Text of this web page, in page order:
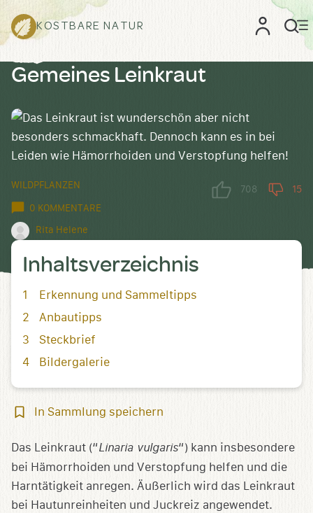
KOSTBARE NATUR
Gemeines Leinkraut
WILDPFLANZEN
0 KOMMENTARE
Rita Helene
708 15
Inhaltsverzeichnis
Erkennung und Sammeltipps
Anbautipps
Steckbrief
Bildergalerie
In
speichern
In Sammlung speichern
Das Leinkraut (“Linaria vulgaris“) kann insbesondere
bei Hämorrhoiden und Verstopfung helfen und die
Harntätigkeit anregen. Äußerlich wird das Leinkraut
bei Hautunreinheiten und Juckreiz angewendet.